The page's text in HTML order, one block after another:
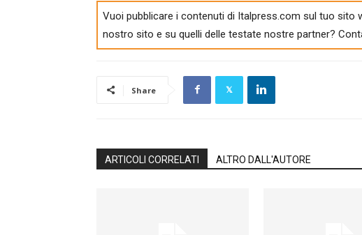
Vuoi pubblicare i contenuti di Italpress.com sul tuo sito
nostro sito e su quelli delle testate nostre partner?
Share
ARTICOLI CORRELATI ALTRO DALL'AUTORE